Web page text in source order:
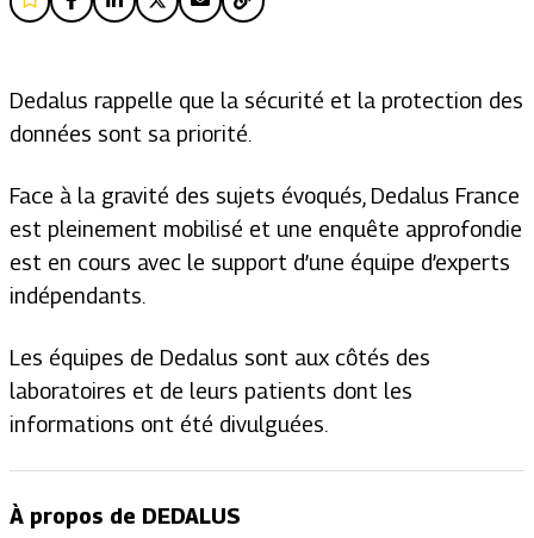
Dedalus rappelle que la sécurité et la protection des
données sont sa priorité.
Face à la gravité des sujets évoqués, Dedalus France
est pleinement mobilisé et une enquête approfondie
est en cours avec le support d’une équipe d’experts
indépendants.
Les équipes de Dedalus sont aux côtés des
laboratoires et de leurs patients dont les
informations ont été divulguées.
À propos de DEDALUS